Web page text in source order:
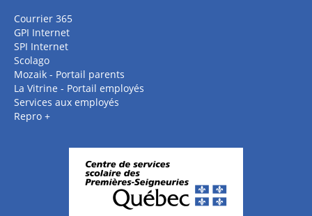
Courrier 365
GPI Internet
SPI Internet
Scolago
Mozaik - Portail parents
La Vitrine - Portail employés
Services aux employés
Repro +